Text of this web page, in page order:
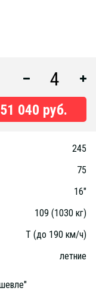
51 040 руб.
245
75
16"
109 (1030 кг)
T (до 190 км/ч)
летние